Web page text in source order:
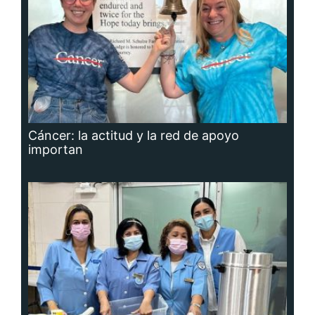
Cáncer: la actitud y la red de apoyo
importan